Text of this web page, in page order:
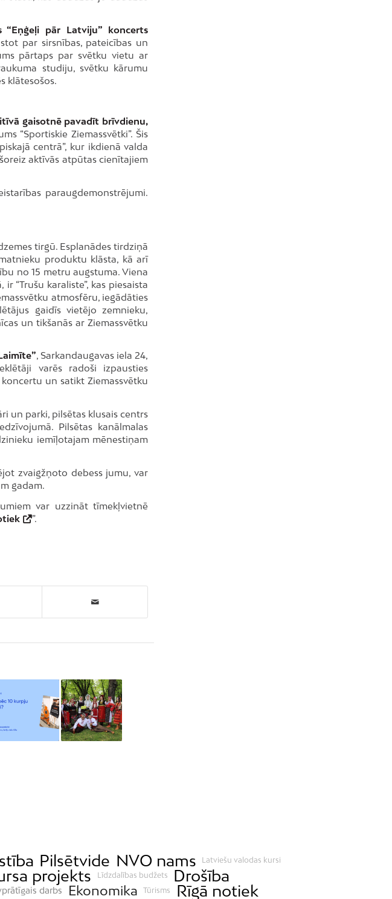
“Eņģeļi pār Latviju” koncerts
par sirsnības, pateicības un
pārtaps par svētku vietu ar
studiju, svētku kārumu
klātesošos.
gaisotnē pavadīt brīvdienu,
“Sportiskie Ziemassvētki”. Šis
centrā”, kur ikdienā valda
aktīvās atpūtas cienītajiem
paraugdemonstrējumi.
tirgū. Esplanādes tirdziņā
produktu klāsta, kā arī
no 15 metru augstuma. Viena
“Trušu karaliste”, kas piesaista
atmosfēru, iegādāties
gaidīs vietējo zemnieku,
un tikšanās ar Ziemassvētku
, Sarkandaugavas iela 24,
varēs radoši izpausties
un satikt Ziemassvētku
un parki, pilsētas klusais centrs
Pilsētas kanālmalas
iemīļotajam mēnestiņam
zvaigžņoto debess jumu, var
gadam.
var uzzināt tīmekļvietnē
”.
Pilsētvide NVO nams Latviešu valodas kursi
projekts Līdzdalības budžets
Drošība
darbs Ekonomika Tūrisms
Rīgā notiek